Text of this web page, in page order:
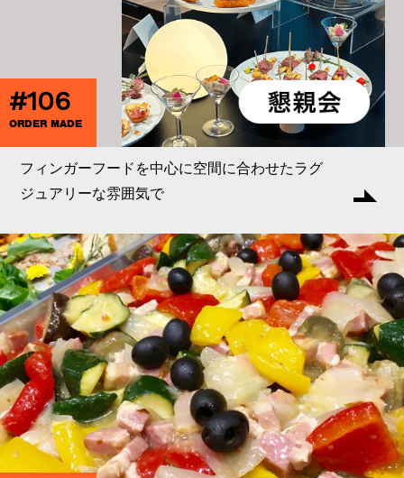
#106
ORDER MADE
フィンガーフードを中心に空間に合わせたラグ
ジュアリーな雰囲気で